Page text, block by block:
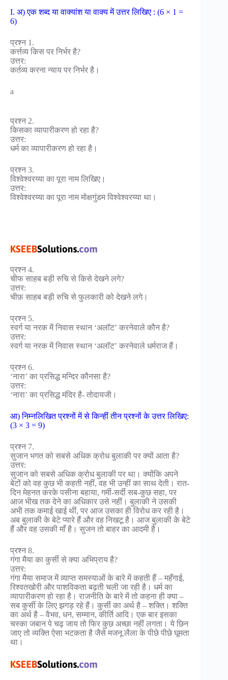
I. अ) एक शब्द या वाक्यांश या वाक्य में उत्तर लिखिए : (6 × 1 =
6)
प्रश्न 1.
कर्त्तव्य किस पर निर्भर है?
उत्तर:
कर्तव्य करना न्याय पर निर्भर है।
a
प्रश्न 2.
किसका व्यापारीकरण हो रहा है?
उत्तर:
धर्म का व्यापारीकरण हो रहा है।
प्रश्न 3.
विश्वेश्वरय्या का पूरा नाम लिखिए।
उत्तर:
विश्वेश्वरय्या का पूरा नाम मोक्षगुंडम विश्वेश्वरय्या था।
प्रश्न 4.
चीफ साहब बड़ी रुचि से किसे देखने लगे?
उत्तर:
चीफ़ साहब बड़ी रुचि से फुलकारी को देखने लगे।
प्रश्न 5.
स्वर्ग या नरक में निवास स्थान ‘अलॉट’ करनेवाले कौन है?
उत्तर:
स्वर्ग या नरक में निवास स्थान ‘अलॉट’ करनेवाले धर्मराज हैं।
प्रश्न 6.
‘नारा’ का प्रसिद्ध मन्दिर कौनसा है?
उत्तर:
‘नारा’ का प्रसिद्ध मंदिर है- तोदायजी।
आ) निम्नलिखित प्रश्नों में से किन्हीं तीन प्रश्नों के उत्तर लिखिए:
(3 × 3 = 9)
प्रश्न 7.
सुजान भगत को सबसे अधिक क्रोध बुलाकी पर क्यों आता है?
उत्तर:
सुजान को सबसे अधिक क्रोध बुलाकी पर था। क्योंकि अपने
बेटों को वह कुछ भी कहती नहीं, वह भी उन्हीं का साथ देती। रात-
दिन मेहनत करके पसीना बहाया, गर्मी-सर्दी सब-कुछ सहा, पर
आज भीख तक देने का अधिकार उसे नहीं। बुलाकी ने उसकी
अभी तक कमाई खाई थीं, पर आज उसका ही विरोध कर रही है।
अब बुलाकी के बेटे प्यारे हैं और वह निखटू है। आज बुलाकी के बेटे
हैं और वह उसकी माँ है। सुजन तो बाहर का आदमी है।
प्रश्न 8.
गंगा मैया का कुर्सी से क्या अभिप्राय है?
उत्तर:
गंगा मैया समाज में व्याप्त समस्याओं के बारे में कहती हैं – महँगाई,
रिश्वतखोरी और पाशविकता बढ़ती चली जा रही है। धर्म का
व्यापारीकरण हो रहा है। राजनीति के बारे में तो कहना ही क्या –
सब कुर्सी के लिए झगड़ रहे हैं। कुर्सी का अर्थ है – शक्ति। शक्ति
का अर्थ है – वैभव, धन, सम्मान, कीर्ति आदि। एक बार इसका
चस्का जबान पे चढ़ जाय तो फिर कुछ अच्छा नहीं लगता। ये छिन
जाए तो व्यक्ति ऐसा भटकता है जैसे मजनू लैला के पीछे पीछे घूमता
था।